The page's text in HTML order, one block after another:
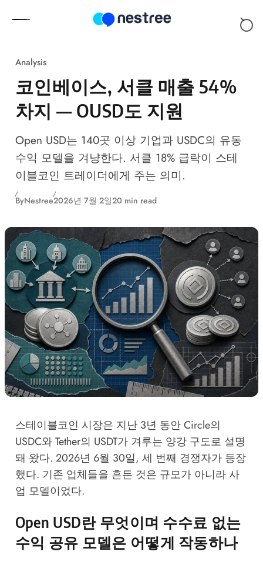
Analysis
코인베이스, 서클 매출 54%
차지 — OUSD도 지원
Open USD는 140곳 이상 기업과 USDC의 유동
수익 모델을 겨냥한다. 서클 18% 급락이 스테
이블코인 트레이더에게 주는 의미.
ByNestree2026년 7월 2일20 min read
스테이블코인 시장은 지난 3년 동안 Circle의
USDC와 Tether의 USDT가 겨루는 양강 구도로 설명
돼 왔다. 2026년 6월 30일, 세 번째 경쟁자가 등장
했다. 기존 업체들을 흔든 것은 규모가 아니라 사
업 모델이었다.
Open USD란 무엇이며 수수료 없는
수익 공유 모델은 어떻게 작동하나